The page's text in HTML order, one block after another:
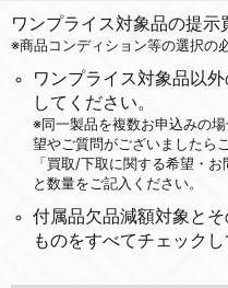
ワンプライス対象品の提示
※商品コンディション等の選択の
ワンプライス対象品以
してください。
※同一製品を複数お申込みの
望やご質問がございましたら
「買取/下取に関する希望・
と数量をご記入ください。
付属品欠品減額対象と
ものをすべてチェックし